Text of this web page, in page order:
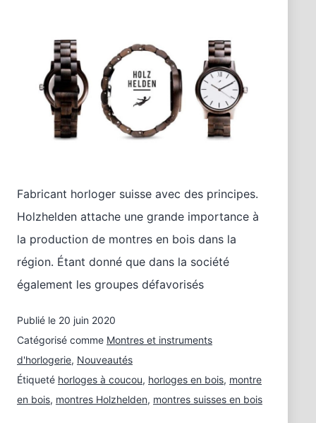
Fabricant horloger suisse avec des principes.
Holzhelden attache une grande importance à
la production de montres en bois dans la
région. Étant donné que dans la société
également les groupes défavorisés
Publié le 20 juin 2020
Catégorisé comme Montres et instruments
d'horlogerie, Nouveautés
Étiqueté horloges à coucou, horloges en bois, montre
en bois, montres Holzhelden, montres suisses en bois